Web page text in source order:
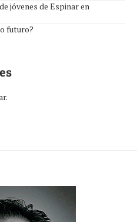
jóvenes de Espinar en
futuro?